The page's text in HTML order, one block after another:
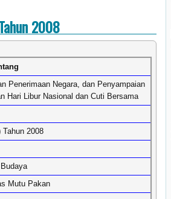
2008
Penerimaan Negara, dan Penyampaian
Hari Libur Nasional dan Cuti Bersama
2008
Mutu Pakan